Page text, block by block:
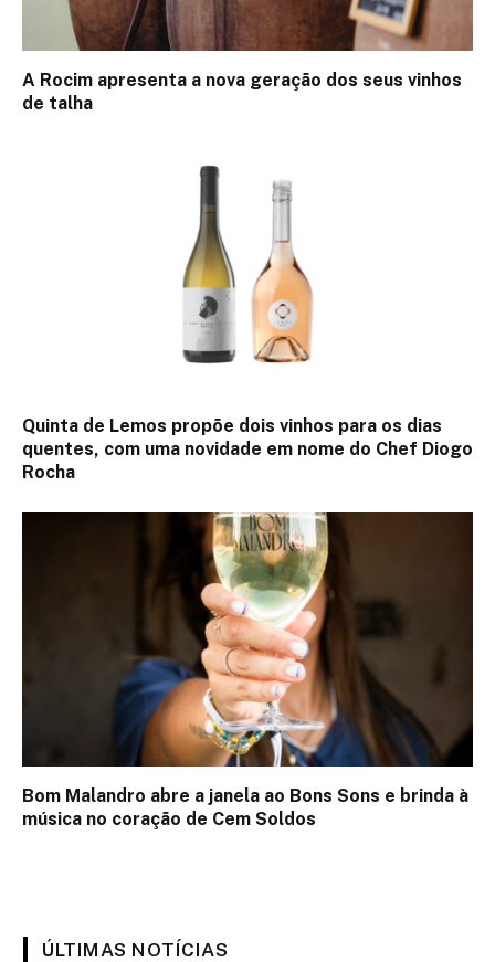
A Rocim apresenta a nova geração dos seus vinhos
de talha
Quinta de Lemos propõe dois vinhos para os dias
quentes, com uma novidade em nome do Chef Diogo
Rocha
Bom Malandro abre a janela ao Bons Sons e brinda à
música no coração de Cem Soldos
ÚLTIMAS NOTÍCIAS